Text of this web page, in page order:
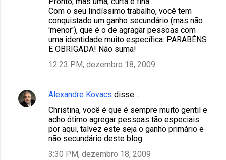
Com o seu lindíssimo trabalho, você tem
conquistado um ganho secundário (mas não
'menor'), que é o de agragar pessoas com
uma identidade muito específica: PARABÉNS
E OBRIGADA! Não suma!
12:23 PM, dezembro 18, 2009
Alexandre Kovacs disse…
Christina, você é que é sempre muito gentil e
acho ótimo agregar pessoas tão especiais
por aqui, talvez este seja o ganho primário e
não secundário deste blog.
3:30 PM, dezembro 18, 2009